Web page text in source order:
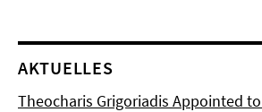
AKTUELLES
Theocharis Grigoriadis Appointed